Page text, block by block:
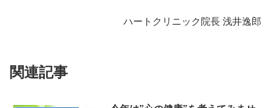
ハートクリニック院長 浅井逸郎
関連記事